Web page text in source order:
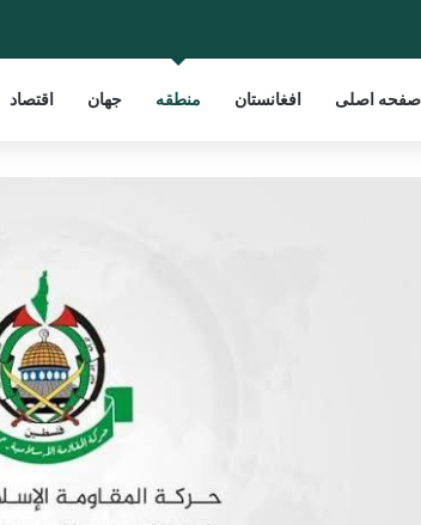
صفحه اصلی افغانستان منطقه جهان اقتصاد